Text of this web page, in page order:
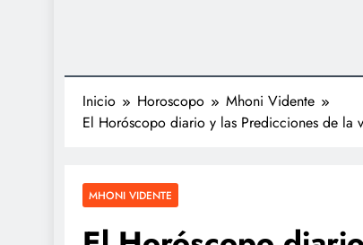
Inicio Horoscopo
Mhoni Vidente
El Horóscopo diario y las Predicciones de
MHONI VIDENTE